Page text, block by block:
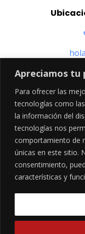
Apreciamos tu
Para ofrecer las
tecnologías como
la información del
tecnologías nos
comportamiento de
únicas en este sitio.
consentimiento,
características y
Bogotá, Colombia